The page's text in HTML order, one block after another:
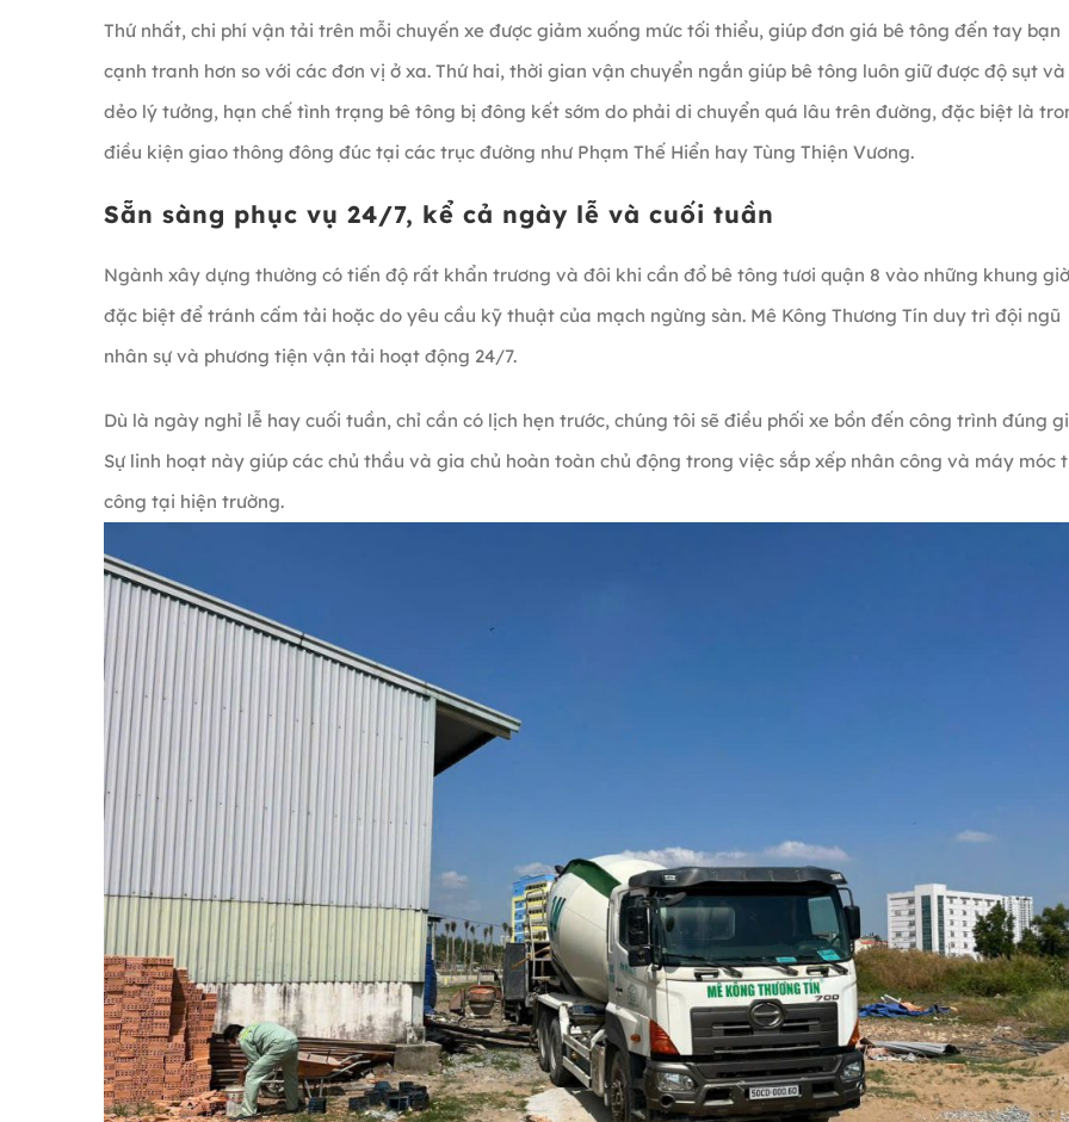
Thứ nhất, chi phí vận tải trên mỗi chuyến xe được giảm xuống mức tối thiểu, giúp đơn giá bê tông đến tay bạn
cạnh tranh hơn so với các đơn vị ở xa. Thứ hai, thời gian vận chuyển ngắn giúp bê tông luôn giữ được độ sụt
dẻo lý tưởng, hạn chế tình trạng bê tông bị đông kết sớm do phải di chuyển quá lâu trên đường, đặc biệt là
điều kiện giao thông đông đúc tại các trục đường như Phạm Thế Hiển hay Tùng Thiện Vương.
Sẵn sàng phục vụ 24/7, kể cả ngày lễ và cuối tuần
Ngành xây dựng thường có tiến độ rất khẩn trương và đôi khi cần đổ bê tông tươi quận 8 vào những khung giờ
đặc biệt để tránh cấm tải hoặc do yêu cầu kỹ thuật của mạch ngừng sàn. Mê Kông Thương Tín duy trì đội ngũ
nhân sự và phương tiện vận tải hoạt động 24/7.
Dù là ngày nghỉ lễ hay cuối tuần, chỉ cần có lịch hẹn trước, chúng tôi sẽ điều phối xe bồn đến công trình đúng
Sự linh hoạt này giúp các chủ thầu và gia chủ hoàn toàn chủ động trong việc sắp xếp nhân công và máy móc
công tại hiện trường.